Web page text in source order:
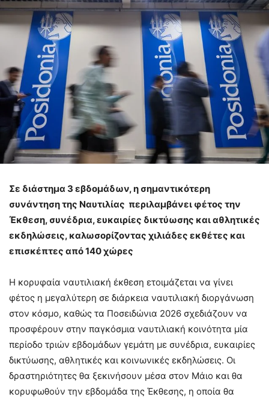
Σε διάστημα 3 εβδομάδων, η σημαντικότερη
συνάντηση της Ναυτιλίας περιλαμβάνει φέτος την
Έκθεση, συνέδρια, ευκαιρίες δικτύωσης καιαθλητικές
εκδηλώσεις, καλωσορίζοντας χιλιάδες εκθέτες και
επισκέπτες από 140 χώρες
Η κορυφαία ναυτιλιακή έκθεση ετοιμάζεται να γίνει
φέτος η μεγαλύτερη σε διάρκεια ναυτιλιακή διοργάνωση
στον κόσμο, καθώς τα Ποσειδώνια 2026 σχεδιάζουν να
προσφέρουν στην παγκόσμια ναυτιλιακή κοινότητα μία
περίοδο τριών εβδομάδων γεμάτη με συνέδρια, ευκαιρίες
δικτύωσης, αθλητικές και κοινωνικές εκδηλώσεις. Οι
δραστηριότητες θα ξεκινήσουν μέσα στον Μάιο και θα
κορυφωθούν την εβδομάδα της Έκθεσης, η οποία θα